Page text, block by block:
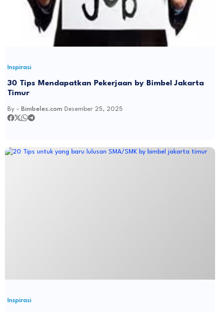
Inspirasi
30 Tips Mendapatkan Pekerjaan by Bimbel Jakarta
Timur
By - Bimbeles.com Desember 25, 2025
Inspirasi